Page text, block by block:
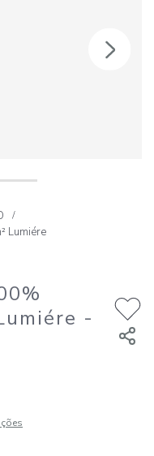
Lumiére
-